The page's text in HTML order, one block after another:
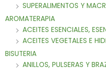
SUPERALIMENTOS Y
AROMATERAPIA
ACEITES ESENCIALES,
ACEITES VEGETALES E
BISUTERIA
ANILLOS, PULSERAS Y